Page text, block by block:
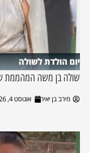
יום הולדת לשולה
שולה בן משה המהממת
מירב בן יאיר אוגוסט 4, 2026